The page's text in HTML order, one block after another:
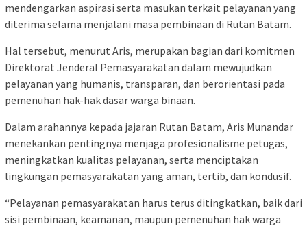
mendengarkan aspirasi serta masukan terkait pelayanan yang
diterima selama menjalani masa pembinaan di Rutan Batam.
Hal tersebut, menurut Aris, merupakan bagian dari komitmen
Direktorat Jenderal Pemasyarakatan dalam mewujudkan
pelayanan yang humanis, transparan, dan berorientasi pada
pemenuhan hak-hak dasar warga binaan.
Dalam arahannya kepada jajaran Rutan Batam, Aris Munandar
menekankan pentingnya menjaga profesionalisme petugas,
meningkatkan kualitas pelayanan, serta menciptakan
lingkungan pemasyarakatan yang aman, tertib, dan kondusif.
“Pelayanan pemasyarakatan harus terus ditingkatkan, baik dari
sisi pembinaan, keamanan, maupun pemenuhan hak warga